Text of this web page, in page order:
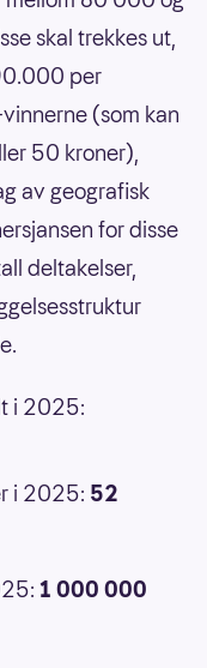
skal trekkes ut,
per
(som kan
50 kroner),
av geografisk
for disse
deltakelser,
i 2025:
i 2025: 52
1 000 000